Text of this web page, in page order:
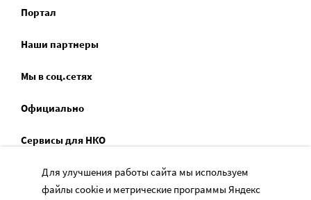
Портал
Наши партнеры
Мы в соц.сетях
Официально
Сервисы для НКО
Спецпроекты
Для улучшения работы сайта мы используем
файлы cookie и метрические программы Яндекс